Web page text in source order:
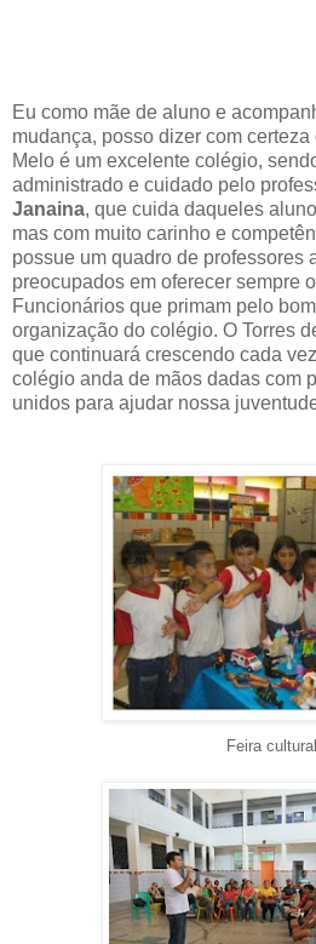
Eu como mãe de aluno e
mudança, posso dizer com
Melo é um excelente colégio,
administrado e cuidado pelo
Janaina, que cuida daqueles
mas com muito carinho e
possue um quadro de professores
preocupados em oferecer sempre
Funcionários que primam pelo
organização do colégio. O Torres
que continuará crescendo cada
colégio anda de mãos dadas com
unidos para ajudar nossa
Feira cultural